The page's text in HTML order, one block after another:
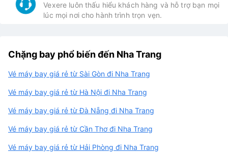
Vexere luôn thấu hiểu khách hàng và hỗ trợ bạn mọi
lúc mọi nơi cho hành trình trọn vẹn.
Chặng bay phổ biến đến Nha Trang
Vé máy bay giá rẻ từ Sài Gòn đi Nha Trang
Vé máy bay giá rẻ từ Hà Nội đi Nha Trang
Vé máy bay giá rẻ từ Đà Nẵng đi Nha Trang
Vé máy bay giá rẻ từ Cần Thơ đi Nha Trang
Vé máy bay giá rẻ từ Hải Phòng đi Nha Trang